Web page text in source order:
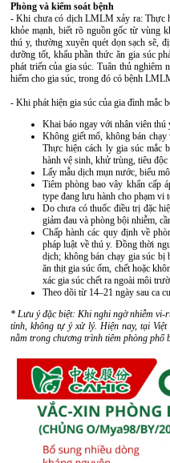
Phòng và kiểm soát bệnh
- Khi chưa có dịch LMLM xảy ra: Thực
khỏe mạnh, biết rõ nguồn gốc từ vùng
thú y, thường xuyên quét dọn sạch sẽ,
dưỡng tốt, khẩu phần thức ăn gia súc
phát triển của gia súc. Tuân thủ nghiêm
hiểm cho gia súc, trong đó có bệnh
- Khi phát hiện gia súc của gia đình mắc
Khai báo ngay với nhân viên
Không giết mổ, không bán chạy
Thực hiện cách ly gia súc mắc
hành vệ sinh, khử trùng, tiêu
Lấy mẫu dịch mụn nước, biểu
Tiêm phòng bao vây khẩn cấp
type đang lưu hành cho phạm vi
Do chưa có thuốc điều trị đặc
giảm đau và phòng bội nhiễm,
Chấp hành các quy định về
pháp luật về thú y. Đồng thời
dịch; không bán chạy gia súc bị
ăn thịt gia súc ốm, chết hoặc
xác gia súc chết ra ngoài môi
Theo dõi từ 14–21 ngày sau ca
* Lưu ý đặc biệt: Khi nghi ngờ nhiễm vi-
tỉnh, không tự ý xử lý. Hiện nay, tại
nằm trong chương trình tiêm phòng phổ